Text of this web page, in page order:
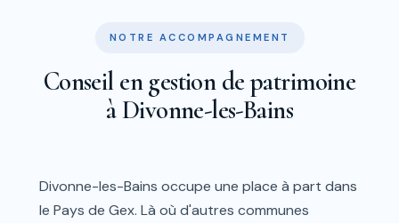
NOTRE ACCOMPAGNEMENT
Conseil en gestion de patrimoine
à Divonne-les-Bains
Divonne-les-Bains occupe une place à part dans
le Pays de Gex. Là où d'autres communes